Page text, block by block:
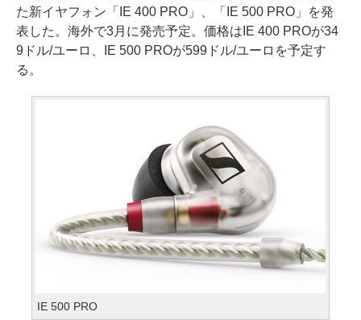
た新イヤフォン「IE 400 PRO」、「IE 500 PRO」を発
表した。海外で3月に発売予定。価格はIE 400 PROが34
9ドル/ユーロ、IE 500 PROが599ドル/ユーロを予定す
る。
IE 500 PRO